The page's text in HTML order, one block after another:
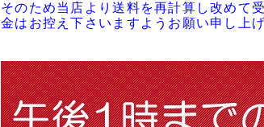
そのため当店より送料を再計算し改めて
金はお控え下さいますようお願い申し上げ